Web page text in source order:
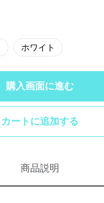
ホワイト
購入画面に進む
カートに追加する
商品説明